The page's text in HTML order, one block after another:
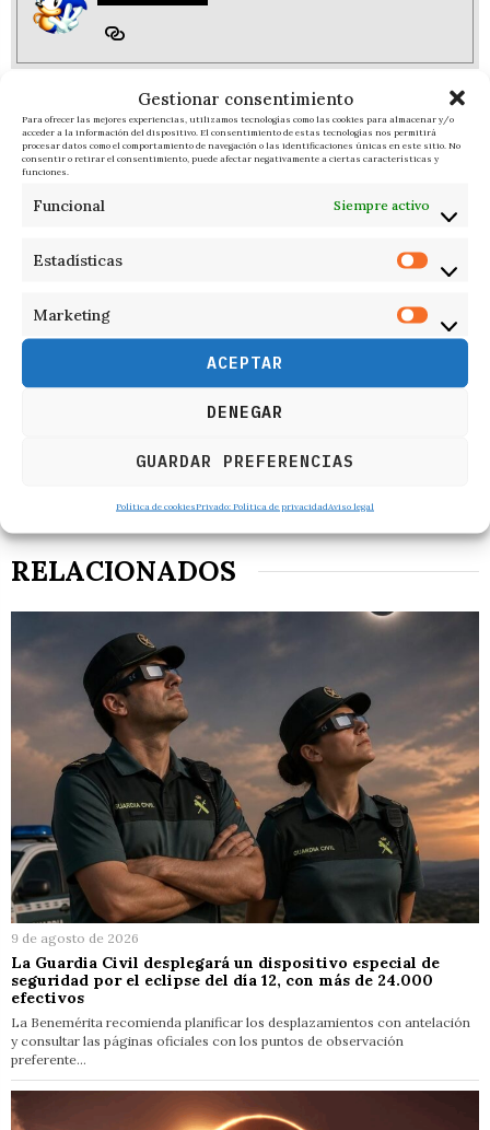
Gestionar consentimiento
Para ofrecer las mejores experiencias, utilizamos tecnologías como las cookies para almacenar y/o
acceder a la información del dispositivo. El consentimiento de estas tecnologías nos permitirá
procesar datos como el comportamiento de navegación o las identificaciones únicas en este sitio. No
consentir o retirar el consentimiento, puede afectar negativamente a ciertas características y
funciones.
Funcional Siempre activo
Estadísticas
Marketing
ACEPTAR
DENEGAR
GUARDAR PREFERENCIAS
Política de cookiesPrivado: Política de privacidadAviso legal
RELACIONADOS
9 de agosto de 2026
La Guardia Civil desplegará un dispositivo especial de
seguridad por el eclipse del día 12, con más de 24.000
efectivos
La Benemérita recomienda planificar los desplazamientos con antelación
y consultar las páginas oficiales con los puntos de observación
preferente…